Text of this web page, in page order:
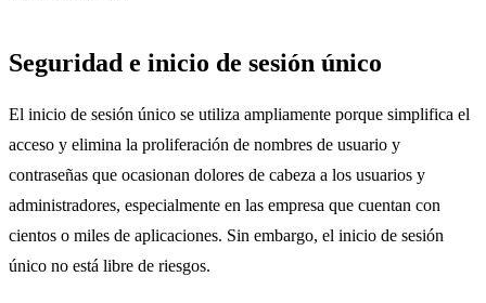
Seguridad e inicio de sesión único
El inicio de sesión único se utiliza ampliamente porque simplifica el
acceso y elimina la proliferación de nombres de usuario y
contraseñas que ocasionan dolores de cabeza a los usuarios y
administradores, especialmente en las empresa que cuentan con
cientos o miles de aplicaciones. Sin embargo, el inicio de sesión
único no está libre de riesgos.